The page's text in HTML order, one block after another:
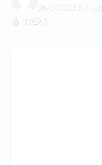
26/04/2023
32
0